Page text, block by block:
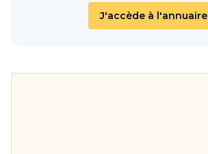
J'accède à l'annuaire